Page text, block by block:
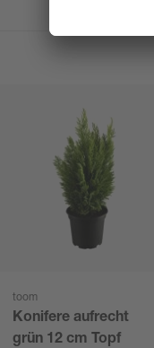
toom
Konifere aufrecht
grün 12 cm Topf